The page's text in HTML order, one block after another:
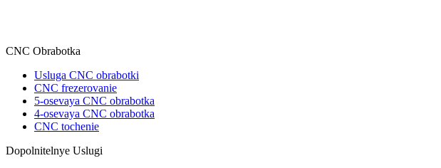
CNC Obrabotka
Usluga CNC obrabotki
CNC frezerovanie
5-osevaya CNC obrabotka
4-osevaya CNC obrabotka
CNC tochenie
Dopolnitelnye Uslugi